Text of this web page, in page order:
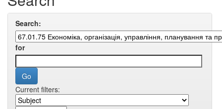
Search:
for
Current filters: